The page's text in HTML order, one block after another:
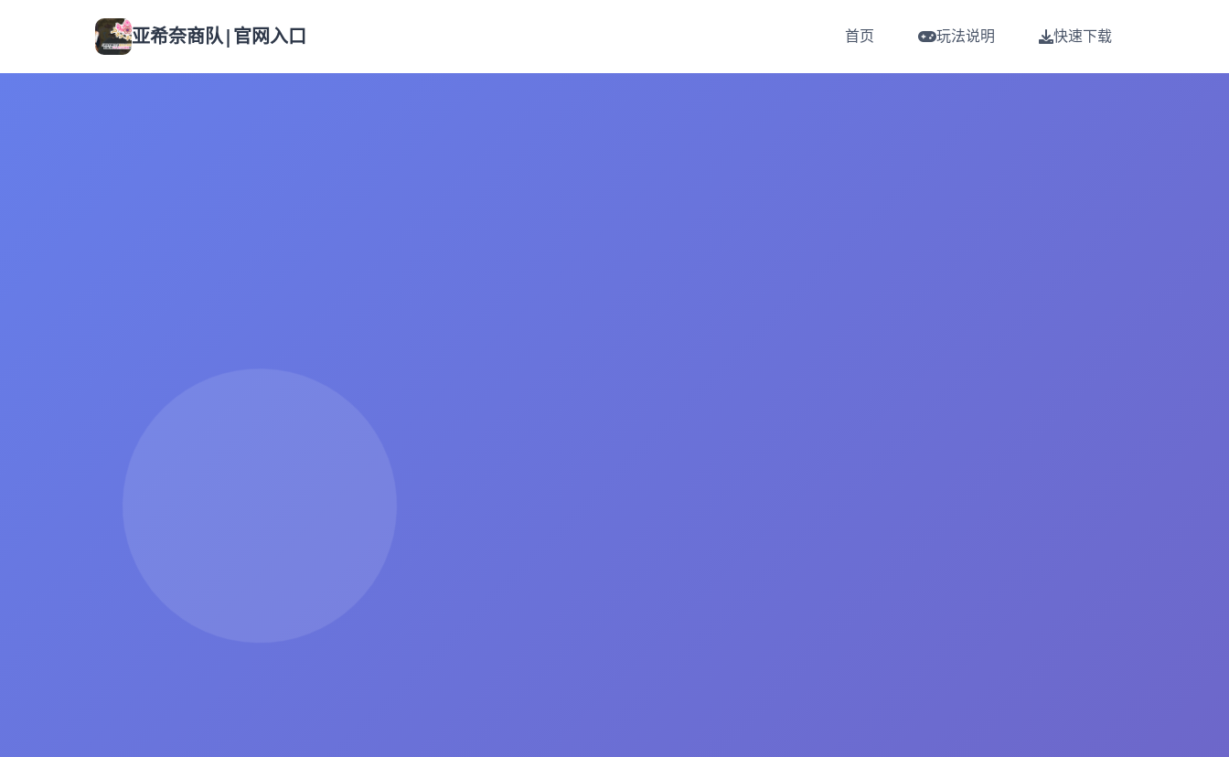
亚希奈商队|官网入口 首页 玩法说明 快速下载